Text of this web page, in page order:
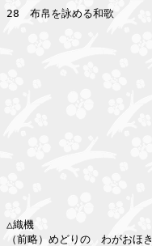
28　布帛を詠める和歌
参考：吉川
「絹布を織成
あり。而して
人来朝し、其
之を諸処に安
允恭天皇の時
に任じて、諸
宝令の制にも
挑文生をして
和銅四年、挑
を伝習せしめ
△織機
（前略）めどりの　わがおほ